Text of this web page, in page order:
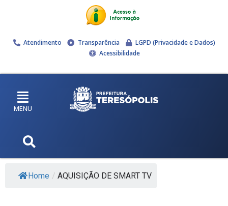
Atendimento Transparência
LGPD (Privacidade e Dados)
Acessibilidade
MENU
Home / AQUISIÇÃO DE SMART TV